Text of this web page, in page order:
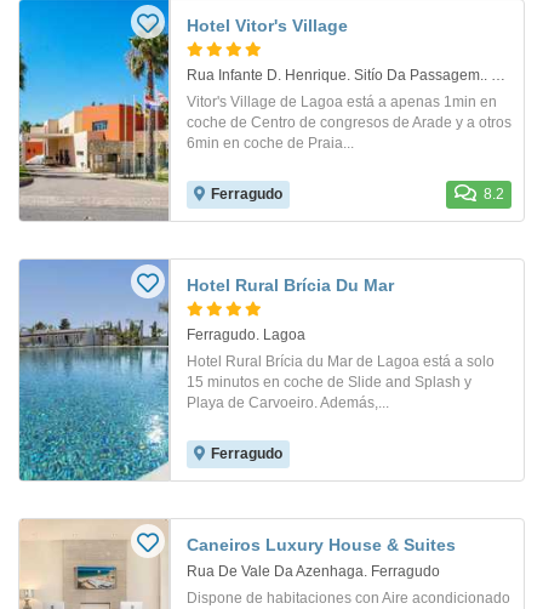
Hotel Vitor's Village
Rua Infante D. Henrique. Sitío Da Passagem.. Ferragudo
Vitor's Village de Lagoa está a apenas 1min en
coche de Centro de congresos de Arade y a otros
6min en coche de Praia...
Ferragudo 8.2
Hotel Rural Brícia Du Mar
Ferragudo. Lagoa
Hotel Rural Brícia du Mar de Lagoa está a solo
15 minutos en coche de Slide and Splash y
Playa de Carvoeiro. Además,...
Ferragudo
Caneiros Luxury House & Suites
Rua De Vale Da Azenhaga. Ferragudo
Dispone de habitaciones con Aire acondicionado